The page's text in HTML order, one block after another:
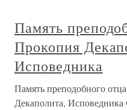
Память
Прокопия
Исповедника
Память преподобного
Декаполита, Исповедника